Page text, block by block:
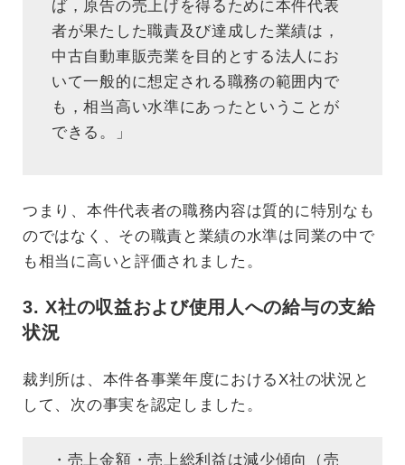
ば，原告の売上げを得るために本件代表
者が果たした職責及び達成した業績は，
中古自動車販売業を目的とする法人にお
いて一般的に想定される職務の範囲内で
も，相当高い水準にあったということが
できる。」
つまり、本件代表者の職務内容は質的に特別なも
のではなく、その職責と業績の水準は同業の中で
も相当に高いと評価されました。
3. X社の収益および使用人への給与の支給
状況
裁判所は、本件各事業年度におけるX社の状況と
して、次の事実を認定しました。
・売上金額・売上総利益は減少傾向（売